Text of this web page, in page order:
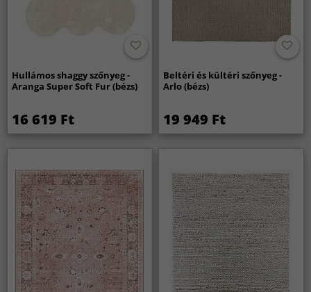
Hullámos shaggy szőnyeg -
Aranga Super Soft Fur (bézs)
16 619 Ft
Beltéri és kültéri szőnyeg -
Arlo (bézs)
19 949 Ft